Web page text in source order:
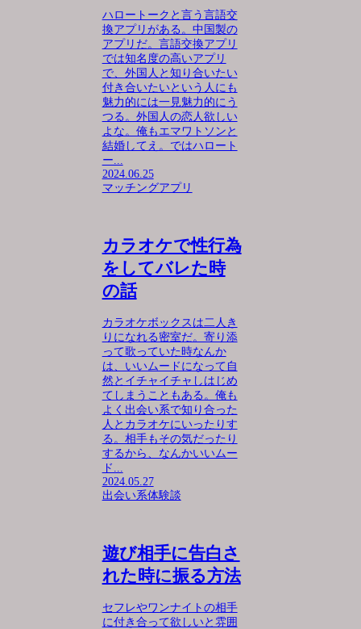
ハロートークと言う言語交
換アプリがある。中国製の
アプリだ。言語交換アプリ
では知名度の高いアプリ
で、外国人と知り合いたい
付き合いたいという人にも
魅力的には一見魅力的にう
つる。外国人の恋人欲しい
よな。俺もエマワトソンと
結婚してえ。ではハロート
ー...
2024.06.25
マッチングアプリ
カラオケで性行為
をしてバレた時
の話
カラオケボックスは二人き
りになれる密室だ。寄り添
って歌っていた時なんか
は、いいムードになって自
然とイチャイチャしはじめ
てしまうこともある。俺も
よく出会い系で知り合った
人とカラオケにいったりす
る。相手もその気だったり
するから、なんかいいムー
ド...
2024.05.27
出会い系体験談
遊び相手に告白さ
れた時に振る方法
セフレやワンナイトの相手
に付き合って欲しいと雰囲